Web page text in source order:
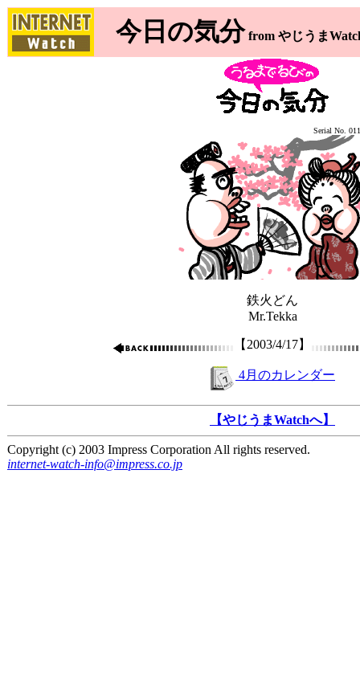
今日の気分 from やじうま
Serial No.
鉄火どん
Mr.Tekka
【2003/4/17】
4月のカレンダー
【やじうまWatchへ】
Copyright (c) 2003 Impress Corporation All rights reserved.
internet-watch-info@impress.co.jp